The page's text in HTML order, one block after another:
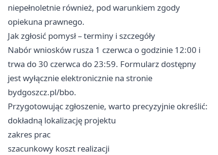
niepełnoletnie również, pod warunkiem zgody
opiekuna prawnego.
Jak zgłosić pomysł – terminy i szczegóły
Nabór wniosków rusza 1 czerwca o godzinie 12:00 i
trwa do 30 czerwca do 23:59. Formularz dostępny
jest wyłącznie elektronicznie na stronie
bydgoszcz.pl/bbo.
Przygotowując zgłoszenie, warto precyzyjnie określić:
dokładną lokalizację projektu
zakres prac
szacunkowy koszt realizacji